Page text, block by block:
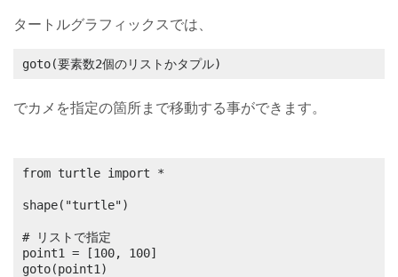
タートルグラフィックスでは、
goto(要素数2個のリストかタプル)
でカメを指定の箇所まで移動する事ができます。
from turtle import *
shape("turtle")
# リストで指定
point1 = [100, 100]
goto(point1)